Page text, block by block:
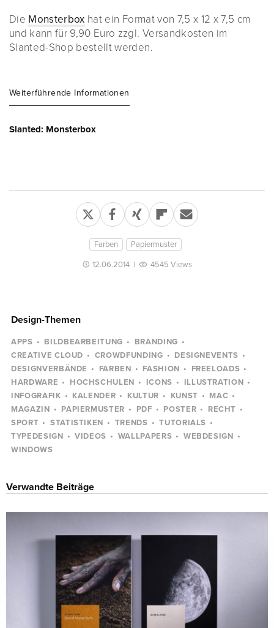
Die Monsterbox hat ein Format von 7,5 x 12 x 7,5 cm
und kann für 9,90 Euro zzgl. Versandkosten im
Slanted-Shop bestellt werden.
Weiterführende Informationen
Slanted: Monsterbox
Farben Papiermuster
12.06.2014 | 4545 Views
Design-Themen
APPS BILDBEARBEITUNG
BRANDING
CREATIVE CLOUD
CROWDFUNDING
DESIGNEVENTS
DESIGNVERBÄNDE
FARBEN FASHION
FREELOADS
HARDWARE
HOCHSCHULEN ICONS
ILLUSTRATION
INFOGRAFIK
KALENDER KULTUR KUNST
MAC
MAGAZIN
PAPIERMUSTER PDF POSTER
RECHT
SPORT
STATISTIKEN TRENDS
TUTORIALS
TYPEDESIGN
VIDEOS WALLPAPERS
WEBDESIGN
WINDOWS
Verwandte Beiträge